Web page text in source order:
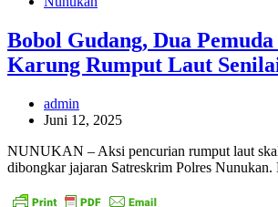
Bobol Gudang, Dua Pemuda
Karung Rumput Laut
admin
Juni 12, 2025
NUNUKAN – Aksi pencurian rumput laut
dibongkar jajaran Satreskrim Polres